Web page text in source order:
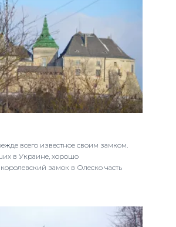
всего известное своим замком.
в Украине, хорошо
замок в Олеско часть